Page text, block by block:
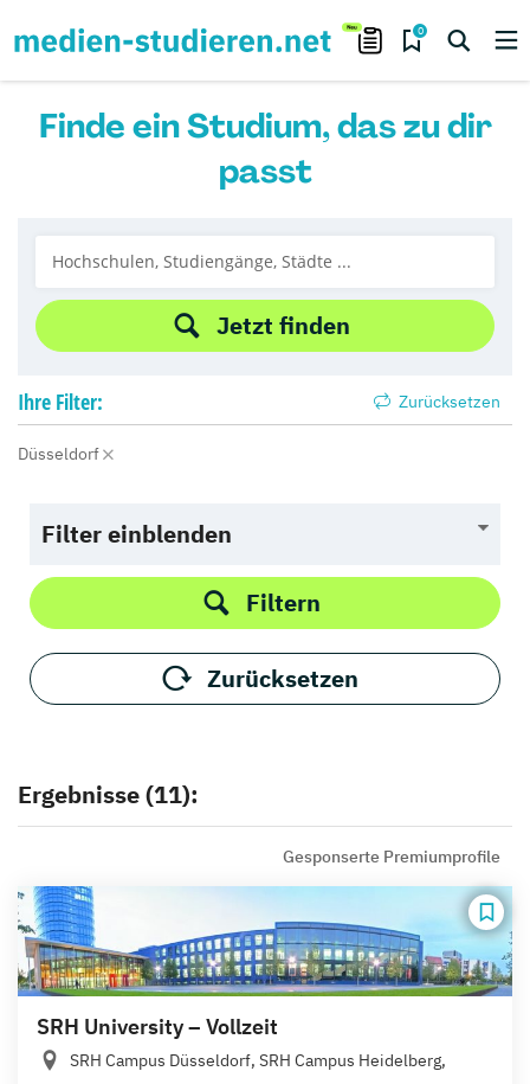
0
Finde ein Studium, das zu dir
passt
Jetzt finden
Ihre Filter: Zurücksetzen
Düsseldorf
Filter einblenden
Filtern
Zurücksetzen
Ergebnisse (11):
Gesponserte Premiumprofile
SRH University – Vollzeit
SRH Campus Düsseldorf, SRH Campus Heidelberg,